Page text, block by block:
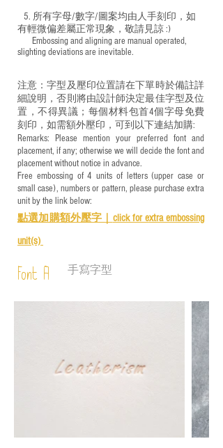
5. 所有字母/數字/圖案均由人手刻印，如
有輕微偏差屬正常現象，敬請見諒 :)
​ Embossing and aligning are manual operated,
slighting deviations are inevitable.
注意：字型及壓印位置請在下單時於備註詳
細說明，否則將由設計師決定最佳字型及位
置，不得異議；每個材料包首4個字母免費
刻印，如需額外壓印，可到以下連結加購:
Remarks: Please mention your preferred font and
placement, if any; otherwise we will decide the font and
placement without notice in advance.
Free embossing of 4 units of letters (upper case or
small case), numbers or pattern, please purchase extra
unit by the link below:
點選加購額外壓字｜ click for extra embossing
unit(s)
Font A 手寫字型